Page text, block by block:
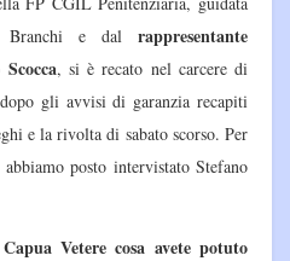
Branchi e dal rappresentante
, si è recato nel carcere di
dopo gli avvisi di garanzia recapiti
e la rivolta di sabato scorso. Per
posto intervistato Stefano
Vetere cosa avete potuto